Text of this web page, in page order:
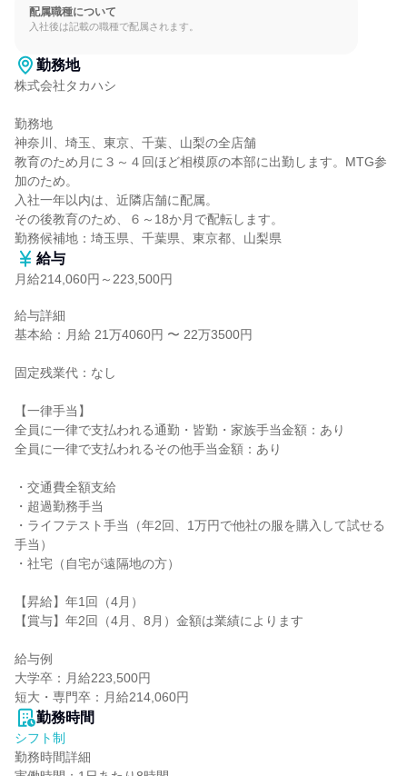
配属職種について
入社後は記載の職種で配属されます。
勤務地
株式会社タカハシ
勤務地
神奈川、埼玉、東京、千葉、山梨の全店舗
教育のため月に３～４回ほど相模原の本部に出勤します。MTG参
加のため。
入社一年以内は、近隣店舗に配属。
その後教育のため、６～18か月で配転します。
勤務候補地：埼玉県、千葉県、東京都、山梨県
給与
月給214,060円～223,500円
給与詳細
基本給：月給 21万4060円 〜 22万3500円
固定残業代：なし
【一律手当】
全員に一律で支払われる通勤・皆勤・家族手当金額：あり
全員に一律で支払われるその他手当金額：あり
・交通費全額支給
・超過勤務手当
・ライフテスト手当（年2回、1万円で他社の服を購入して試せる
手当）
・社宅（自宅が遠隔地の方）
【昇給】年1回（4月）
【賞与】年2回（4月、8月）金額は業績によります
給与例
大学卒：月給223,500円
短大・専門卒：月給214,060円
勤務時間
シフト制
勤務時間詳細